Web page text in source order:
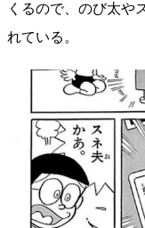
くるので、のび太や
れている。